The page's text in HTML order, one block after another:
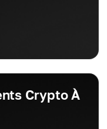
Crypto À